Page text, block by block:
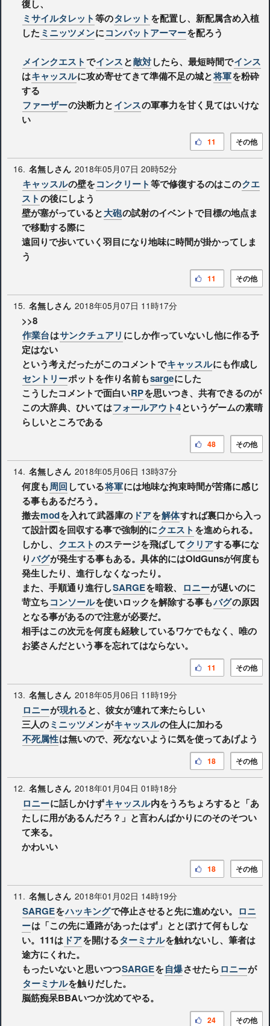
復し、
ミサイルタレット等のタレット を配置し、新配属含め入植
した ミニッツメンにコンバットアーマーを配ろう
メインクエストでインスと敵対したら、最短時間でインス
はキャッスルに攻め寄せてきて準備不足の城と将軍を粉砕
する
ファーザーの決断力とインスの軍事力を甘く見てはいけな
い
その他
11
16. 名無しさん 2018年05月07日 20時52分
キャッスルの壁をコンクリート等で修復するのはこのクエ
ストの後にしよう
壁が塞がっていると大砲の試射のイベントで目標の地点ま
で移動する際に
遠回りで歩いていく羽目になり地味に時間が掛かってしま
う
その他
11
15. 名無しさん 2018年05月07日 11時17分
>>8
作業台はサンクチュアリ にしか作っていないし他に作る予
定はない
という考えだったがこのコメントでキャッスルにも作成し
セントリーポットを作り名前もsargeにした
こうしたコメントで面白いRPを思いつき、共有できるのが
この大辞典、ひいてはフォールアウト4というゲームの素晴
らしいところである
その他
48
14. 名無しさん 2018年05月06日 13時37分
何度も周回 している将軍には地味な拘束時間が苦痛に感じ
る事もあるだろう。
撤去modを入れて武器庫の ドアを解体すれば裏口から入っ
て設計図を回収する事で強制的にクエスト を進められる。
しかし、 クエストのステージを飛ばしてクリアする事にな
りバグが発生する事もある。具体的にはOldGunsが何度も
発生したり、進行しなくなったり。
また、手順通り進行しSARGEを暗殺、 ロニーが遅いのに
苛立ちコンソールを使いロックを解除する事もバグの原因
となる事があるので注意が必要だ。
相手はこの次元を何度も経験しているワケでもなく、唯の
お婆さんだという事を忘れてはならない。
その他
11
13. 名無しさん 2018年05月06日 11時19分
ロニーが現れると、彼女が連れて来たらしい
三人のミニッツメンがキャッスルの住人に加わる
不死属性は無いので、死なないように気を使ってあげよう
その他
18
12. 名無しさん 2018年01月04日 01時18分
ロニーに話しかけずキャッスル内をうろちょろすると「あ
たしに用があるんだろ？」と言わんばかりにのそのそつい
て来る。
かわいい
その他
18
11. 名無しさん 2018年01月02日 14時19分
SARGEをハッキングで停止させると先に進めない。 ロニ
ーは「この先に通路があったはず」ととぼけて何もしな
い。111は ドアを開けるターミナルを触れないし、筆者は
途方にくれた。
もったいないと思いつつSARGEを自爆させたらロニーが
ターミナルを触りだした。
脳筋痴呆BBAいつか沈めてやる。
その他
24